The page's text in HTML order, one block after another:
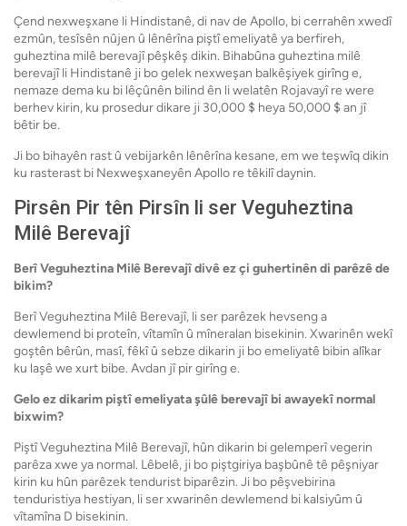
Çend nexweşxane li Hindistanê, di nav de Apollo, bi cerrahên xwedî
ezmûn, tesîsên nûjen û lênêrîna piştî emeliyatê ya berfireh,
guheztina milê berevajî pêşkêş dikin. Bihabûna guheztina milê
berevajî li Hindistanê ji bo gelek nexweşan balkêşiyek girîng e,
nemaze dema ku bi lêçûnên bilind ên li welatên Rojavayî re were
berhev kirin, ku prosedur dikare ji 30,000 $ heya 50,000 $ an jî
bêtir be.
Ji bo bihayên rast û vebijarkên lênêrîna kesane, em we teşwîq dikin
ku rasterast bi Nexweşxaneyên Apollo re têkilî daynin.
Pirsên Pir tên Pirsîn li ser Veguheztina
Milê Berevajî
Berî Veguheztina Milê Berevajî divê ez çi guhertinên di parêzê de
bikim?
Berî Veguheztina Milê Berevajî, li ser parêzek hevseng a
dewlemend bi proteîn, vîtamîn û mîneralan bisekinin. Xwarinên wekî
goştên bêrûn, masî, fêkî û sebze dikarin ji bo emeliyatê bibin alîkar
ku laşê we xurt bibe. Avdan jî pir girîng e.
Gelo ez dikarim piştî emeliyata şûlê berevajî bi awayekî normal
bixwim?
Piştî Veguheztina Milê Berevajî, hûn dikarin bi gelemperî vegerin
parêza xwe ya normal. Lêbelê, ji bo piştgiriya başbûnê tê pêşniyar
kirin ku hûn parêzek tendurist biparêzin. Ji bo pêşvebirina
tenduristiya hestiyan, li ser xwarinên dewlemend bi kalsiyûm û
vîtamîna D bisekinin.